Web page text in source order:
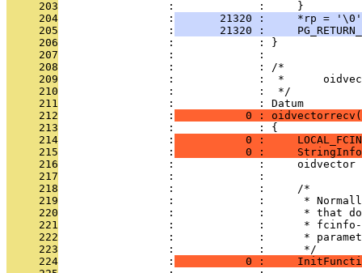
     203
                 :             :     }
     204
                 :
21320 :     *rp =
     205
                 :
21320 :
     206
                 :             : }
     207
                 :             :
     208
                 :             : /*
     209
:             :  *
     210
                 :             :  */
     211
                 :             : Datum
     212
                 :
0 :
     213
                 :             : {
     214
                 :
0 :
     215
                 :
0 :
     216
:             :     oidvector
     217
                 :             :
     218
                 :             :     /*
     219
:             :      *
     220
:             :      * that
     221
:             :      *
     222
:             :      *
     223
                 :             :      */
     224
                 :
0 :